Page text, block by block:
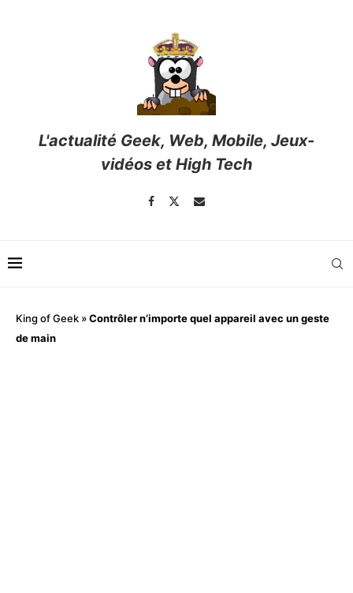
L'actualité Geek, Web, Mobile, Jeux-
vidéos et High Tech
King of Geek »Contrôler n’importe quel appareil avec un geste
de main